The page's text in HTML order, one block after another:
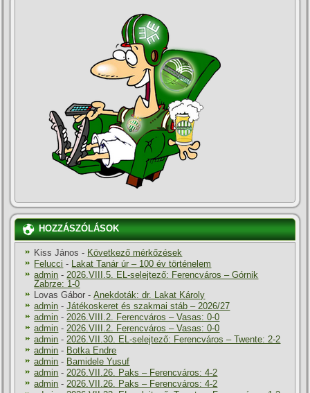
HOZZÁSZÓLÁSOK
Kiss János - Következő mérkőzések
Felucci - Lakat Tanár úr – 100 év történelem
admin -2026.VIII.5. EL-selejtező: Ferencváros – Górnik
Zabrze: 1-0
Lovas Gábor -Anekdoták: dr. Lakat Károly
admin -Játékoskeret és szakmai stáb – 2026/27
admin -2026.VIII.2. Ferencváros – Vasas: 0-0
admin -2026.VIII.2. Ferencváros – Vasas: 0-0
admin -2026.VII.30. EL-selejtező: Ferencváros – Twente: 2-2
admin - Botka Endre
admin - Bamidele Yusuf
admin -2026.VII.26. Paks – Ferencváros: 4-2
admin -2026.VII.26. Paks – Ferencváros: 4-2